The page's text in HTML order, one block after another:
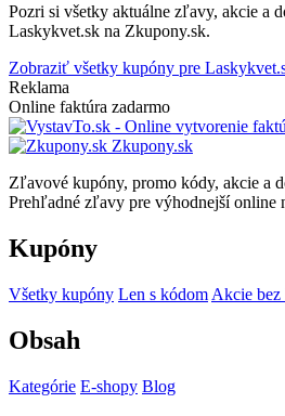
Pozri si všetky aktuálne zľavy, akcie a
Laskykvet.sk na Zkupony.sk.
Zobraziť všetky kupóny pre
Reklama
Online faktúra zadarmo
Zkupony.sk
Zľavové kupóny, promo kódy, akcie a
Prehľadné zľavy pre výhodnejší online
Kupóny
Všetky kupóny Len s kódom Akcie bez
Obsah
Kategórie E-shopy Blog